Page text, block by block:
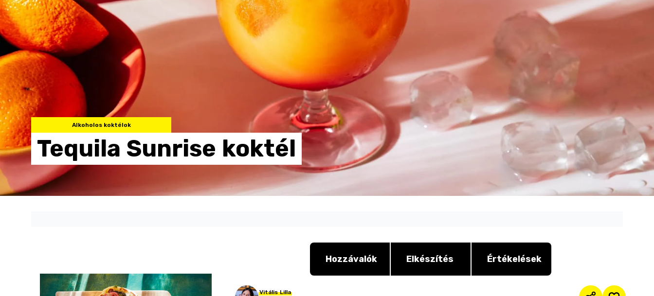
Alkoholos koktélok
Tequila Sunrise koktél
Hozzávalók Elkészítés Értékelések
Vitális Lilla